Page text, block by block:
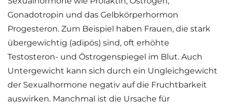
Gonadotropin und das Gelbkörperhormon
Progesteron. Zum Beispiel haben Frauen, die stark
übergewichtig (adipös) sind, oft erhöhte
Testosteron- und Östrogenspiegel im Blut. Auch
Untergewicht kann sich durch ein Ungleichgewicht
der Sexualhormone negativ auf die Fruchtbarkeit
auswirken. Manchmal ist die Ursache für